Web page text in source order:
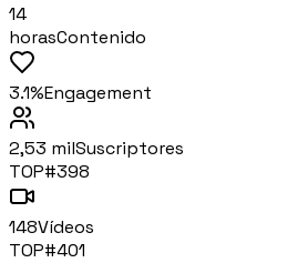
14
horasContenido
3.1%Engagement
2,53 milSuscriptores
TOP#398
148Vídeos
TOP#401